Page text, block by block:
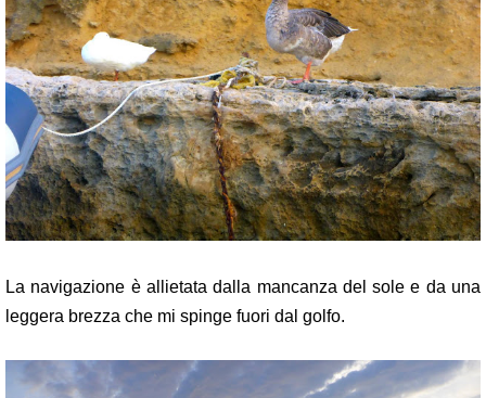
La navigazione è allietata dalla mancanza del sole e da una
leggera brezza che mi spinge fuori dal golfo.